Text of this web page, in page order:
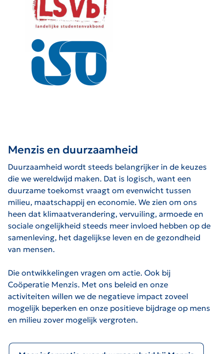
Menzis en duurzaamheid
Duurzaamheid wordt steeds belangrijker in de keuzes
die we wereldwijd maken. Dat is logisch, want een
duurzame toekomst vraagt om evenwicht tussen
milieu, maatschappij en economie. We zien om ons
heen dat klimaatverandering, vervuiling, armoede en
sociale ongelijkheid steeds meer invloed hebben op de
samenleving, het dagelijkse leven en de gezondheid
van mensen.
Die ontwikkelingen vragen om actie. Ook bij
Coöperatie Menzis. Met ons beleid en onze
activiteiten willen we de negatieve impact zoveel
mogelijk beperken en onze positieve bijdrage op mens
en milieu zover mogelijk vergroten.